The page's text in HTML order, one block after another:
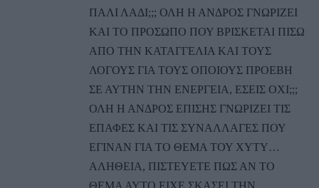
ΠΑΛΙ ΛΑΔΙ;;; ΟΛΗ Η ΑΝΔΡΟΣ ΓΝΩΡΙΖΕΙ
ΚΑΙ ΤΟ ΠΡΟΣΩΠΟ ΠΟΥ ΒΡΙΣΚΕΤΑΙ ΠΙΣΩ
ΑΠΟ ΤΗΝ ΚΑΤΑΓΓΕΛΙΑ ΚΑΙ ΤΟΥΣ
ΛΟΓΟΥΣ ΓΙΑ ΤΟΥΣ ΟΠΟΙΟΥΣ ΠΡΟΕΒΗ
ΣΕ ΑΥΤΗΝ ΤΗΝ ΕΝΕΡΓΕΙΑ, ΕΣΕΙΣ ΟΧΙ;;;
ΟΛΗ Η ΑΝΔΡΟΣ ΕΠΙΣΗΣ ΓΝΩΡΙΖΕΙ ΤΙΣ
ΕΠΑΦΕΣ ΚΑΙ ΤΙΣ ΣΥΝΑΛΛΑΓΕΣ ΠΟΥ
ΕΓΙΝΑΝ ΓΙΑ ΤΟ ΘΕΜΑ ΤΟΥ ΧΥΤΥ…
ΑΛΗΘΕΙΑ, ΠΙΣΤΕΥΕΤΕ ΠΩΣ ΑΝ ΤΟ
ΘΕΜΑ ΑΥΤΟ ΕΙΧΕ ΣΚΑΣΕΙ ΤΗΝ